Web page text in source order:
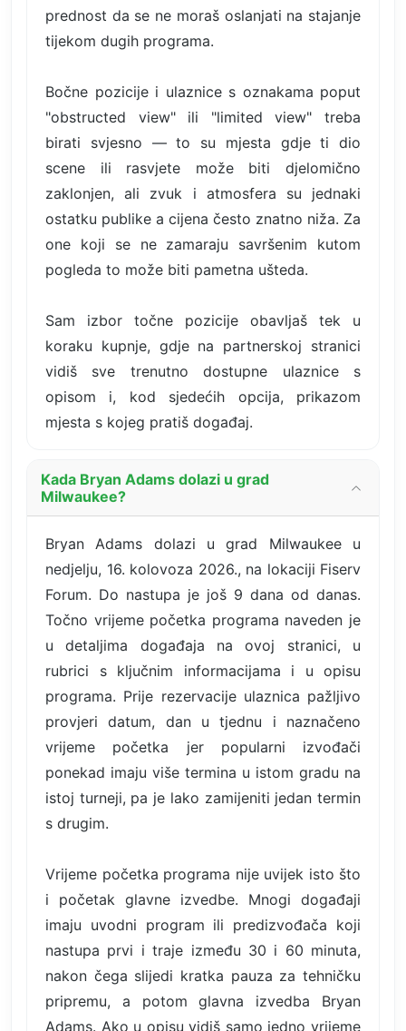
prednost da se ne moraš oslanjati na stajanje
tijekom dugih programa.
Bočne pozicije i ulaznice s oznakama poput
"obstructed view" ili "limited view" treba
birati svjesno — to su mjesta gdje ti dio
scene ili rasvjete može biti djelomično
zaklonjen, ali zvuk i atmosfera su jednaki
ostatku publike a cijena često znatno niža. Za
one koji se ne zamaraju savršenim kutom
pogleda to može biti pametna ušteda.
Sam izbor točne pozicije obavljaš tek u
koraku kupnje, gdje na partnerskoj stranici
vidiš sve trenutno dostupne ulaznice s
opisom i, kod sjedećih opcija, prikazom
mjesta s kojeg pratiš događaj.
Kada Bryan Adams dolazi u grad
Milwaukee?
Bryan Adams dolazi u grad Milwaukee u
nedjelju, 16. kolovoza 2026., na lokaciji Fiserv
Forum. Do nastupa je još 9 dana od danas.
Točno vrijeme početka programa naveden je
u detaljima događaja na ovoj stranici, u
rubrici s ključnim informacijama i u opisu
programa. Prije rezervacije ulaznica pažljivo
provjeri datum, dan u tjednu i naznačeno
vrijeme početka jer popularni izvođači
ponekad imaju više termina u istom gradu na
istoj turneji, pa je lako zamijeniti jedan termin
s drugim.
Vrijeme početka programa nije uvijek isto što
i početak glavne izvedbe. Mnogi događaji
imaju uvodni program ili predizvođača koji
nastupa prvi i traje između 30 i 60 minuta,
nakon čega slijedi kratka pauza za tehničku
pripremu, a potom glavna izvedba Bryan
Adams. Ako u opisu vidiš samo jedno vrijeme